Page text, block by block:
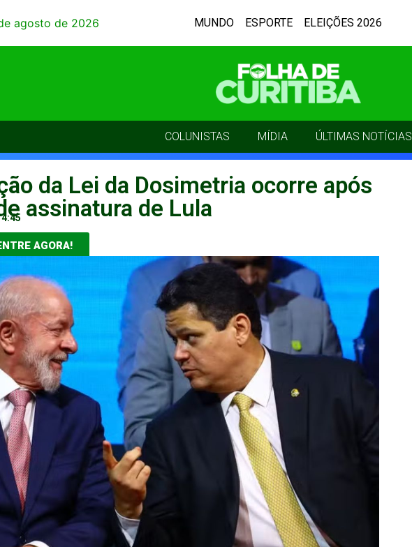
agosto de 2026 MUNDO ESPORTE ELEIÇÕES 2026
COLUNISTAS MÍDIA ÚLTIMAS NOTÍCIAS
da Lei da Dosimetria ocorre após
assinatura de Lula
AGORA!